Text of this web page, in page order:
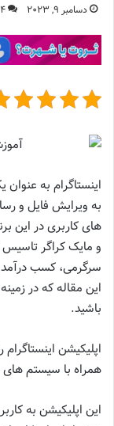
دسامبر 9, 2023 4
اینستاگرام به
به ویرایش فایل و
های کاربری در این
و مایک کراگر تاسیس
سرگرمی، کسب درآمد
این مقاله که در
باشید.
اپلیکیشن
همراه با سیستم های
این اپلیکیشن به